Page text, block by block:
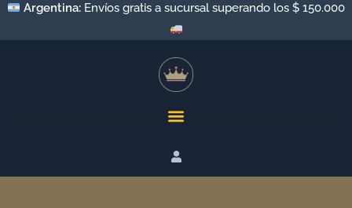
Argentina: Envíos gratis a sucursal superando los $ 150.000